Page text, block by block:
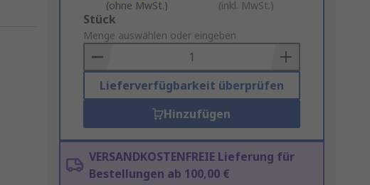
(ohne MwSt.) (inkl. MwSt.)
Add
to
Basket
Stück
Menge auswählen oder eingeben
Lieferverfügbarkeit überprüfen
Hinzufügen
VERSANDKOSTENFREIE Lieferung für
Bestellungen ab 100,00 €